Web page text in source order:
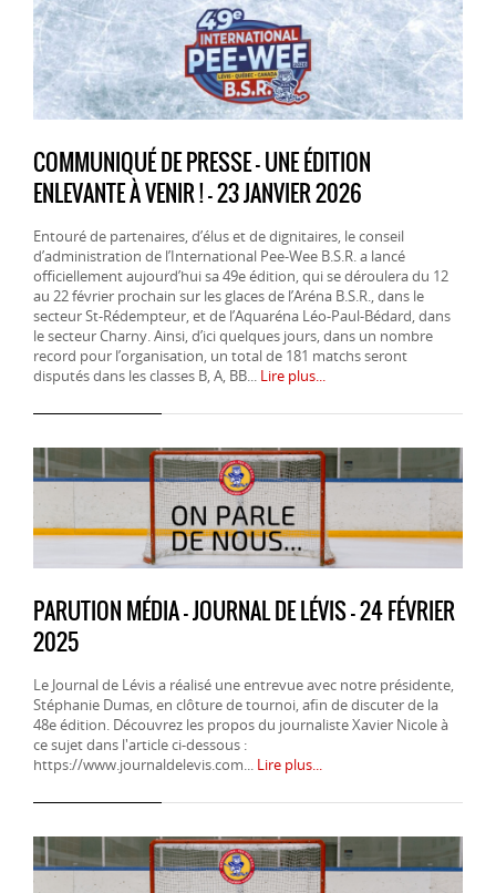
COMMUNIQUÉ DE PRESSE - UNE ÉDITION
ENLEVANTE À VENIR ! - 23 JANVIER 2026
Entouré de partenaires, d’élus et de dignitaires, le conseil
d’administration de l’International Pee-Wee B.S.R. a lancé
officiellement aujourd’hui sa 49e édition, qui se déroulera du 12
au 22 février prochain sur les glaces de l’Aréna B.S.R., dans le
secteur St-Rédempteur, et de l’Aquaréna Léo-Paul-Bédard, dans
le secteur Charny. Ainsi, d’ici quelques jours, dans un nombre
record pour l’organisation, un total de 181 matchs seront
disputés dans les classes B, A, BB... Lire plus...
PARUTION MÉDIA - JOURNAL DE LÉVIS - 24 FÉVRIER
2025
Le Journal de Lévis a réalisé une entrevue avec notre présidente,
Stéphanie Dumas, en clôture de tournoi, afin de discuter de la
48e édition. Découvrez les propos du journaliste Xavier Nicole à
ce sujet dans l'article ci-dessous :
https://www.journaldelevis.com... Lire plus...